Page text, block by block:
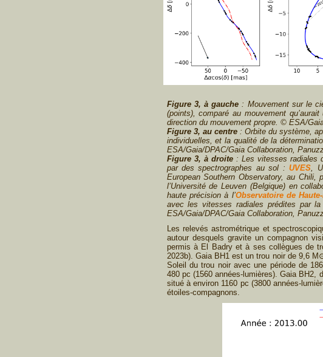
Figure 3, à gauche : Mouvement sur le
(points), comparé au mouvement
direction du mouvement propre. © ESA/
Figure 3, au centre: Orbite du système,
individuelles, et la qualité de la
ESA/Gaia/DPAC/Gaia Collaboration,
Figure 3, à droite: Les vitesses radiales
par des spectrographes au sol :UVES,
European Southern Observatory, au Chili,
l’Université de Leuven (Belgique) en
haute précision à l’Observatoire de
avec les vitesses radiales prédites par
ESA/Gaia/DPAC/Gaia Collaboration,
Les relevés astrométrique et
autour desquels gravite un compagnon
permis à El Badry et à ses collègues de
2023b). Gaia BH1 est un trou noir de 9,6
Soleil du trou noir avec une période de
480 pc (1560 années-lumières). Gaia
situé à environ 1160 pc (3800 années-
étoiles-compagnons.